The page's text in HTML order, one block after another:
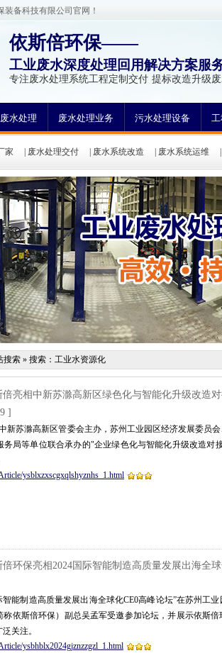
备科技有限公司官网！
依斯倍环保——
工业废水深度处理回用解决方案服
专注废水处理系统工程定制交付 提标改造升级
水处理 废水处理业务 污水处理设备
家 废水处理交付 废水系统改造 废水系统运维
污水处理公司 |废水处理
搜索 » 搜索：工业水资源化
倍亮相中新苏滁高新区绿色化与智能化升级改造
]
新苏滁高新区管委会主办，苏州工业园区经济发展委员
务局等单位联合承办的"企业绿色化与智能化升级改造对
ysblxzxscgxqlshyznhs_1.html
环保亮相2024国际智能制造高质量发展出海全
智能制造高质量发展出海全球化CE0高峰论坛”在苏州工
称依斯倍环保）副总吴孟军受邀参加论坛，并展示依斯倍
关注。
ysbhblx2024gjznzzgzl_1.html